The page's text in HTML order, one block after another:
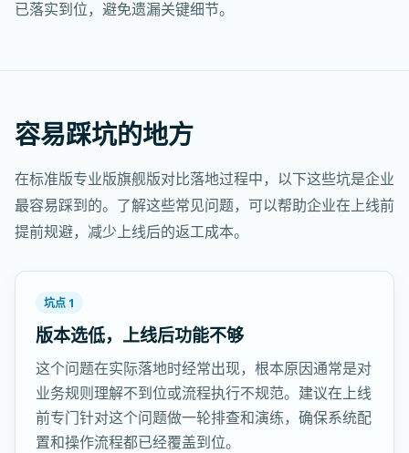
已落实到位，避免遗漏关键细节。
容易踩坑的地方
在标准版专业版旗舰版对比落地过程中，以下这些坑是企业
最容易踩到的。了解这些常见问题，可以帮助企业在上线前
提前规避，减少上线后的返工成本。
坑点 1
版本选低，上线后功能不够
这个问题在实际落地时经常出现，根本原因通常是对
业务规则理解不到位或流程执行不规范。建议在上线
前专门针对这个问题做一轮排查和演练，确保系统配
置和操作流程都已经覆盖到位。